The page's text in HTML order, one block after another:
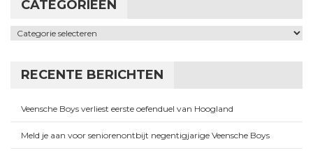
CATEGORIEËN
Categorieën
RECENTE BERICHTEN
Veensche Boys verliest eerste oefenduel van Hoogland
Meld je aan voor seniorenontbijt negentigjarige Veensche Boys